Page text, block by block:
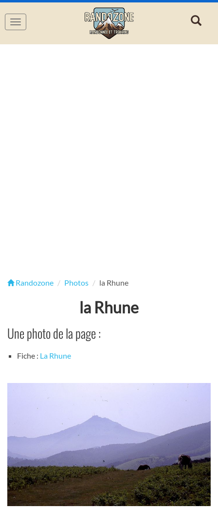
Navigation
Randozone Photos la Rhune
la Rhune
Une photo de la page :
Fiche : La Rhune